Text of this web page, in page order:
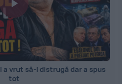
a vrut să-l distrugă dar a spus
tot